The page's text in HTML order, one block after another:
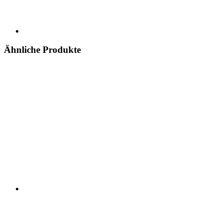
Ähnliche Produkte